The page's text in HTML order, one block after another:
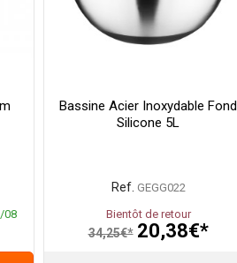
08
Bassine Acier Inoxydable Fond
Silicone 5L
Ref. GEGG022
Bientôt de retour
34,25€* 20,38€*